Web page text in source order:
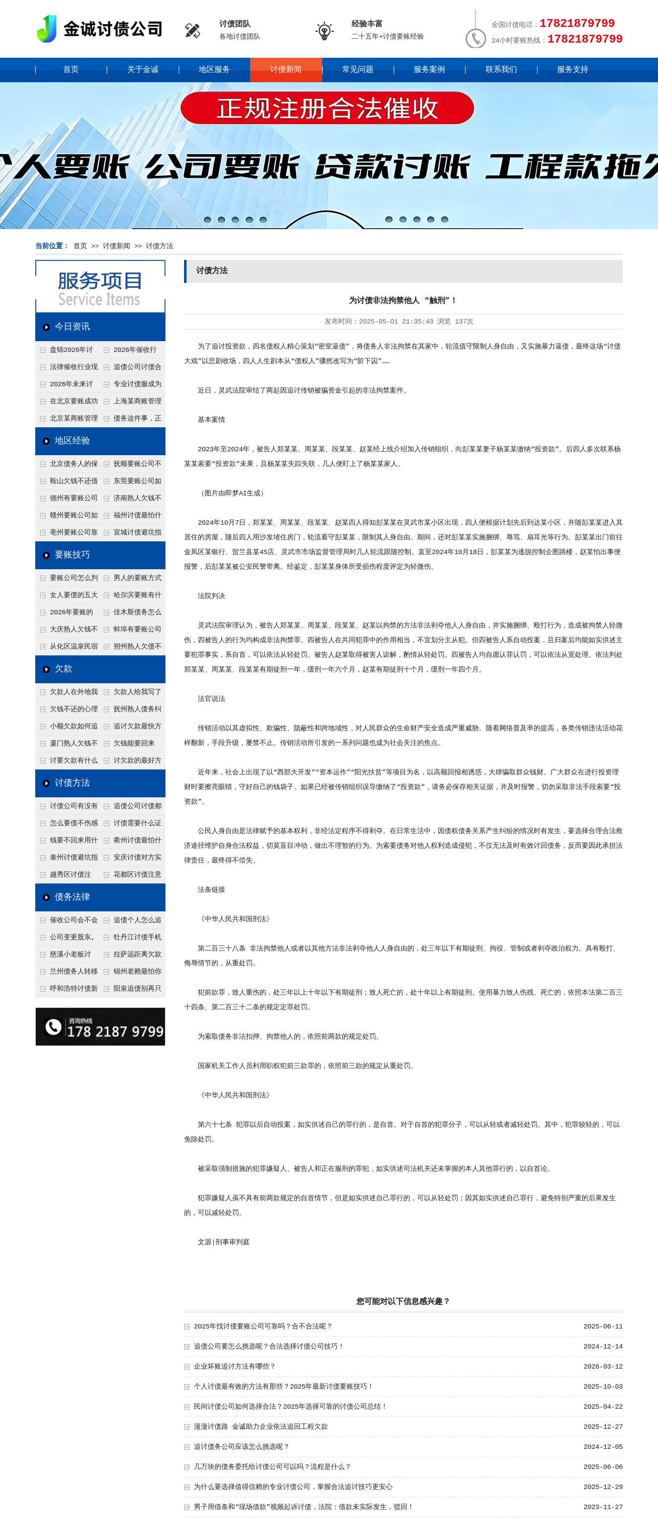
 讨债团队
各地讨债团队  经验丰富
二十五年+讨债要账经验
全国讨债电话： 17821879799
24小时要账热线： 17821879799
首页 关于金诚 地区服务 讨债新闻 常见问题 服务案例 联系我们 服务支持
当前位置： 首页 >> 讨债新闻 >> 讨债方法
今日资讯
盘锦2026年讨
债新趋势
2026年催收行
业发展现状、竞争格
局及未来趋势分析
法律催收行业现
状、合规痛点与未来
发展趋势深度解析
追债公司讨债合
法方法总结
2026年未来讨
债要账公司发展趋势
专业讨债服成为
2026年的发展趋势
在北京要账成功
率高吗？未来追账公
司发展趋势引发行业
上海某商账管理
机构聚焦合规服务
北京某商账管理
服务机构持续提升合
力企业化解应收账款
难题
债务这件事，正
地区经验
北京债务人的保
证人能不能找？担保
人的连带责任怎么追
抚顺要账公司不
敢透漏的追回方法是
什么？
鞍山欠钱不还借
口太多？2026年这3
句反问话术，直接把
他后路堵死
东莞要账公司如
何有效要账讨债？20
26年合法追债经验总
结！
德州有要账公司
吗？如何合法讨债才
不沾风险？
济南熟人欠钱不
还？
赣州要账公司如
何有效讨债？合法追
债四步秘籍
福州讨债最怕什
么？2026年这两个关
亳州要账公司靠
谱吗？合法讨债四步
宣城讨债避坑指
回！
要账技巧
要账公司怎么判
断这个案子能不能
接？接案评估的标准
男人的要账方式
是什么呢？
女人要债的五大
绝招,轻松搞定
哈尔滨要账有什
么合法手段？2026年
最新追账方式总结！
2026年要账的
七个小方法
佳木斯债务怎么
追回呢？2026年成功
要账就用这2招
大庆熟人欠钱不
还躲猫猫？2026年这
个“诉前调解”成功率
蚌埠有要账公司
吗？2026年这3个方
从化区温泉民宿
老板借钱不还？2026
施压，立马主动结清
朔州熟人欠债不
死账变活
欠款
欠款人在外地我
在本地该怎么委托？
异地追款的委托流程
欠款人给我写了
还款计划书有用吗？
书面承诺的法律效力
欠钱不还的心理
是什么？读懂欠款人
的心态催收事半功倍
抚州熟人债务纠
纷咋办？这一招好开
口
小额欠款如何追
讨
追讨欠款最快方
法是什么？
厦门熟人欠钱不
还？2026年合法秘
欠钱能要回来
吗？
讨要欠款有什么
好办法
讨欠款的最好方
讨债方法
讨债公司有没有
行业协会？正规机构
的行业自律和认证
追债公司讨债都
有哪些手段
怎么要债不伤感
情？
讨债需要什么证
据
钱要不回来用什
么方法要回来
衢州讨债最怕什
么？2026年这两个关
键细节，做错就很难
泰州讨债避坑指
南：2026年这2个细
节不注意，钱很难要
安庆讨债对方实
在没钱咋办？
越秀区讨债注
意！没有借条只有微
把钱要回来
花都区讨债注意
节点”催收最有效
债务法律
催收公司会不会
给欠款人发律师函？
正规机构的函件服务
追债个人怎么追
回呢？2026年最新绝
招选择！
公司变更股东,
变更前的债权债务谁
承担
牡丹江讨债手机
搞定：2026年线上立
案追债全流程，足不
出户
慈溪小老板讨
债，2026年这2个本
地行业协会出面，比
拉萨远距离欠款
对方在牧区联系不
上，2026年委托当地
兰州债务人转移
财产后申请破产，20
要回来吗
锦州老赖最怕你
懂这1条，2026
罪”详解，能判刑
呼和浩特讨债新
函”催账为啥管用？
成本低见效快
阳泉追债别再只
类隐形财产（公积
金、保单）也能执行
讨债方法
为讨债非法拘禁他人 “触刑”！
发布时间： 2025-05-01 21:35:43 浏览 137次
为了追讨投资款，四名债权人精心策划“密室逼债”，将债务人非法拘禁在其家中，轮流值守限制人身自由，又实施暴力逼债，最终这场“讨债
大戏”以悲剧收场，四人人生剧本从“债权人”骤然改写为“阶下囚”……
近日，灵武法院审结了两起因追讨传销被骗资金引起的非法拘禁案件。
基本案情
2023年至2024年，被告人郑某某、周某某、段某某、赵某经上线介绍加入传销组织，向彭某某妻子杨某某缴纳“投资款”。后四人多次联系杨
某某索要“投资款”未果，且杨某某失踪失联，几人便盯上了杨某某家人。
（图片由即梦AI生成）
2024年10月7日，郑某某、周某某、段某某、赵某四人得知彭某某在灵武市某小区出现，四人便根据计划先后到达某小区，并随彭某某进入其
居住的房屋，随后四人用沙发堵住房门，轮流看守彭某某，限制其人身自由。期间，还对彭某某实施捆绑、辱骂、扇耳光等行为。彭某某出门前往
金凤区某银行、贺兰县某4S店、灵武市市场监督管理局时几人轮流跟随控制。直至2024年10月18日，彭某某为逃脱控制企图跳楼，赵某怕出事便
报警，后彭某某被公安民警带离。经鉴定，彭某某身体所受损伤程度评定为轻微伤。
法院判决
灵武法院审理认为，被告人郑某某、周某某、段某某、赵某以拘禁的方法非法剥夺他人人身自由，并实施捆绑、殴打行为，造成被拘禁人轻微
伤，四被告人的行为均构成非法拘禁罪。四被告人在共同犯罪中的作用相当，不宜划分主从犯。但四被告人系自动投案，且归案后均能如实供述主
要犯罪事实，系自首，可以依法从轻处罚。被告人赵某取得被害人谅解，酌情从轻处罚。四被告人均自愿认罪认罚，可以依法从宽处理。依法判处
郑某某、周某某、段某某有期徒刑一年，缓刑一年六个月，赵某有期徒刑十个月，缓刑一年四个月。
法官说法
传销活动以其虚拟性、欺骗性、隐蔽性和跨地域性，对人民群众的生命财产安全造成严重威胁。随着网络普及率的提高，各类传销违法活动花
样翻新，手段升级，屡禁不止。传销活动所引发的一系列问题也成为社会关注的焦点。
近年来，社会上出现了以“西部大开发”“资本运作”“阳光扶贫”等项目为名，以高额回报相诱惑，大肆骗取群众钱财。广大群众在进行投资理
财时要擦亮眼睛，守好自己的钱袋子。如果已经被传销组织误导缴纳了“投资款”，请务必保存相关证据，并及时报警，切勿采取非法手段索要“投
资款”。
公民人身自由是法律赋予的基本权利，非经法定程序不得剥夺。在日常生活中，因债权债务关系产生纠纷的情况时有发生，要选择合理合法救
济途径维护自身合法权益，切莫盲目冲动，做出不理智的行为。为索要债务对他人权利造成侵犯，不仅无法及时有效讨回债务，反而要因此承担法
律责任，最终得不偿失。
法条链接
《中华人民共和国刑法》
第二百三十八条 非法拘禁他人或者以其他方法非法剥夺他人人身自由的，处三年以下有期徒刑、拘役、管制或者剥夺政治权力。具有殴打、
侮辱情节的，从重处罚。
犯前款罪，致人重伤的，处三年以上十年以下有期徒刑；致人死亡的，处十年以上有期徒刑。使用暴力致人伤残、死亡的，依照本法第二百三
十四条、第二百三十二条的规定定罪处罚。
为索取债务非法扣押、拘禁他人的，依照前两款的规定处罚。
国家机关工作人员利用职权犯前三款罪的，依照前三款的规定从重处罚。
《中华人民共和国刑法》
第六十七条 犯罪以后自动投案，如实供述自己的罪行的，是自首。对于自首的犯罪分子，可以从轻或者减轻处罚。其中，犯罪较轻的，可以
免除处罚。
被采取强制措施的犯罪嫌疑人、被告人和正在服刑的罪犯，如实供述司法机关还未掌握的本人其他罪行的，以自首论。
犯罪嫌疑人虽不具有前两款规定的自首情节，但是如实供述自己罪行的，可以从轻处罚；因其如实供述自己罪行，避免特别严重的后果发生
的，可以减轻处罚。
文源|刑事审判庭
您可能对以下信息感兴趣？
2025-06-11
2025年找讨债要账公司可靠吗？合不合法呢？
2024-12-14
追债公司要怎么挑选呢？合法选择讨债公司技巧！
2026-03-12
企业坏账追讨方法有哪些？
2025-10-03
个人讨债最有效的方法有那些？2025年最新讨债要账技巧！
2025-04-22
民间讨债公司如何选择合法？2025年选择可靠的讨债公司总结！
2025-12-27
漫漫讨债路 金诚助力企业依法追回工程欠款
2024-12-05
追讨债务公司应该怎么挑选呢？
2025-06-06
几万块的债务委托给讨债公司可以吗？流程是什么？
2025-12-29
为什么要选择值得信赖的专业讨债公司，掌握合法追讨技巧更安心
2023-11-27
男子用借条和“现场借款”视频起诉讨债，法院：借款未实际发生，驳回！